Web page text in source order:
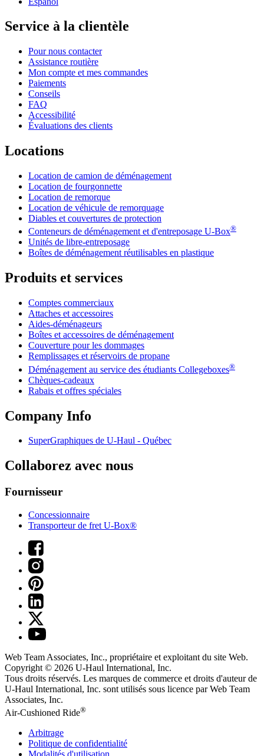
Service à la clientèle
Pour nous contacter
Assistance routière
Mon compte et mes commandes
Paiements
Conseils
FAQ
Accessibilité
Évaluations des clients
Locations
Location de camion de déménagement
Location de fourgonnette
Location de remorque
Location de véhicule de remorquage
Diables et couvertures de protection
Conteneurs de déménagement et d'entreposage U-Box®
Unités de libre-entreposage
Boîtes de déménagement réutilisables en plastique
Produits et services
Comptes commerciaux
Attaches et accessoires
Aides-déménageurs
Boîtes et accessoires de déménagement
Couverture pour les dommages
Remplissages et réservoirs de propane
Déménagement au service des étudiants Collegeboxes®
Chèques-cadeaux
Rabais et offres spéciales
Company Info
SuperGraphiques de U-Haul - Québec
Collaborez avec nous
Fournisseur
Concessionnaire
Transporteur de fret U-Box®
Web Team Associates, Inc., propriétaire et exploitant du site Web.
Copyright © 2026 U-Haul International, Inc.
Tous droits réservés. Les marques de commerce et droits d'auteur de
U-Haul International, Inc. sont utilisés sous licence par Web Team
Associates, Inc.
Air-Cushioned Ride®
Arbitrage
Politique de confidentialité